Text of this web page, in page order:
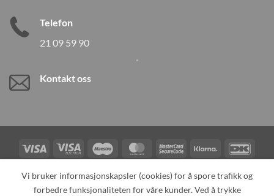
Telefon
21 09 59 90
Kontakt oss
Visa
Visa
Electron
Maestro MasterCardMasterCard
2
Klarna
Card
TILBAKEKALLINGER KONTAKT OSS OM OSS
Vi bruker informasjonskapsler (cookies) for å spore trafikk og
forbedre funksjonaliteten for våre kunder. Ved å trykke